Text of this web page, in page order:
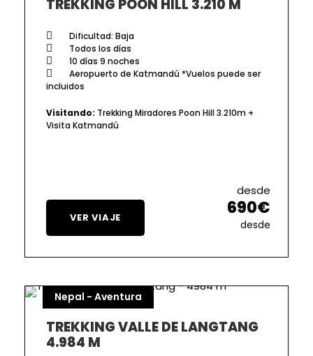
TREKKING POON HILL 3.210 M
VER VIAJE
desde
690€
desde
Dificultad: Baja
Todos los días
10 días 9 noches
Aeropuerto de Katmandú *Vuelos puede ser
incluidos
Visitando: Trekking Miradores Poon Hill 3.210m +
Visita Katmandú
Nepal - Aventura
TREKKING VALLE DE LANGTANG
4.984 M